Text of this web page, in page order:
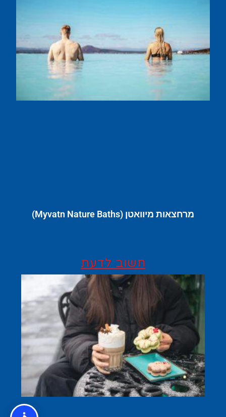
מרחצאות מיוואטן (Myvatn Nature Baths)
חשוב לדעת